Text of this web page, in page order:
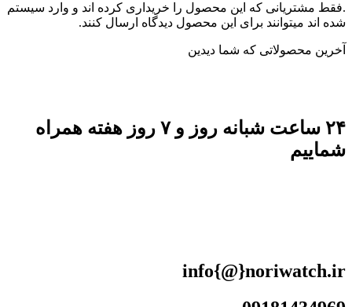
.فقط مشتریانی که این محصول را خریداری کرده اند و وارد سیستم
شده اند میتوانند برای این محصول دیدگاه ارسال کنند.
آخرین محصولاتی که شما دیدین
۲۴ ساعت شبانه روز و ۷ روز هفته همراه
شماییم
info{@}noriwatch.ir